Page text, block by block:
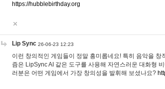
https://hubblebirthday.org
Lip Sync 26-06-23 12:23
이런 창의적인 게임들이 정말 흥미롭네요! 특히 음악을
즘은 LipSync AI 같은 도구를 사용해 자연스러운 대화형
러분은 어떤 게임에서 가장 창의성을 발휘해 보셨나요?